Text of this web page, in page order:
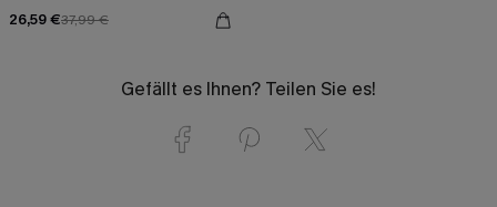
26,59 €37,99 €
Gefällt es Ihnen? Teilen Sie es!